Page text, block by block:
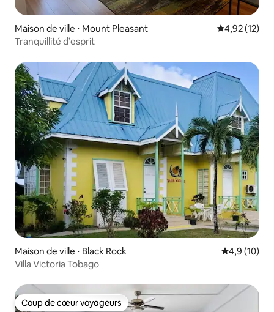
Maison de ville ⋅ Mount Pleasant Évaluation
4,92 (12)
Tranquillité d’esprit
Maison de ville ⋅ Black Rock Évaluation
4,9 (10)
Villa Victoria Tobago
Coup de cœur voyageurs
Coup de cœur voyageurs